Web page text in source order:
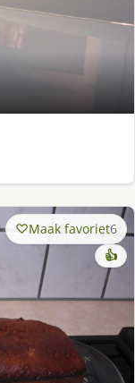
Maak favoriet6
👍